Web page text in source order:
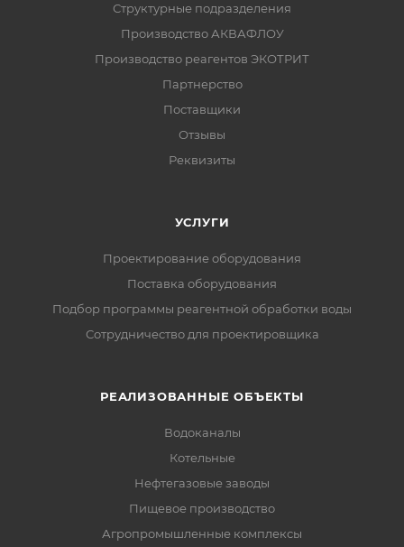
Структурные подразделения
Производство АКВАФЛОУ
Производство реагентов ЭКОТРИТ
Партнерство
Поставщики
Отзывы
Реквизиты
УСЛУГИ
Проектирование оборудования
Поставка оборудования
Подбор программы реагентной обработки воды
Сотрудничество для проектировщика
РЕАЛИЗОВАННЫЕ ОБЪЕКТЫ
Водоканалы
Котельные
Нефтегазовые заводы
Пищевое производство
Агропромышленные комплексы